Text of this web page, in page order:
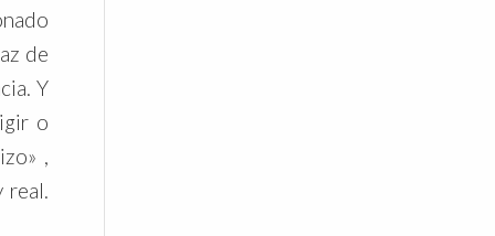
de
Y
o
,
real.